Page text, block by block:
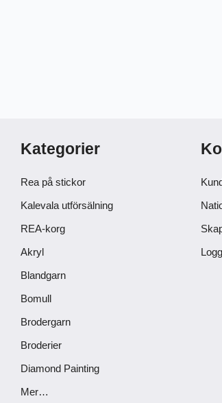
Kategorier
Rea på stickor
Kalevala utförsälning
REA-korg
Akryl
Blandgarn
Bomull
Brodergarn
Broderier
Diamond Painting
Mer…